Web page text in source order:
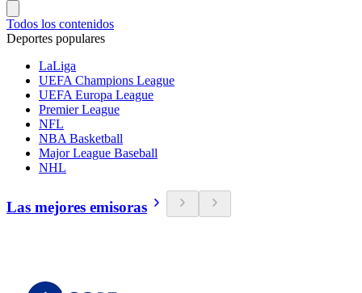
Todos los contenidos
Deportes populares
LaLiga
UEFA Champions League
UEFA Europa League
Premier League
NFL
NBA Basketball
Major League Baseball
NHL
Las mejores emisoras